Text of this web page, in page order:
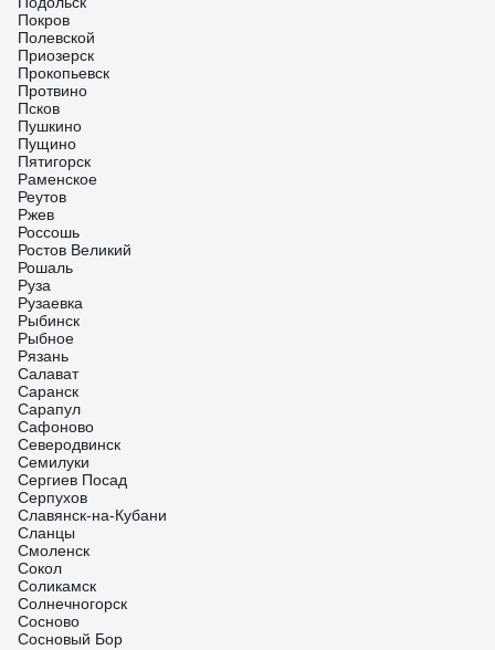
Покров
Полевской
Приозерск
Прокопьевск
Протвино
Псков
Пушкино
Пущино
Пятигорск
Раменское
Реутов
Ржев
Россошь
Ростов Великий
Рошаль
Руза
Рузаевка
Рыбинск
Рыбное
Рязань
Салават
Саранск
Сарапул
Сафоново
Северодвинск
Семилуки
Сергиев Посад
Серпухов
Славянск-на-Кубани
Сланцы
Смоленск
Сокол
Соликамск
Солнечногорск
Сосново
Сосновый Бор